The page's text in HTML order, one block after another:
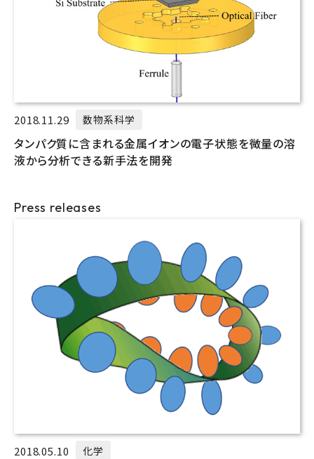
2018.11.29 数物系科学
タンパク質に含まれる金属イオンの電子状態を微量の溶
液から分析できる新手法を開発
Press releases
2018.05.10 化学